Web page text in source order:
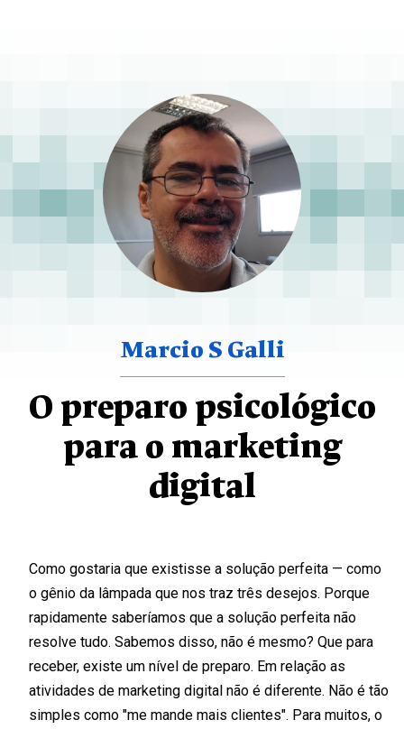
Marcio S Galli
O preparo psicológico
para o marketing
digital
Como gostaria que existisse a solução perfeita — como
o gênio da lâmpada que nos traz três desejos. Porque
rapidamente saberíamos que a solução perfeita não
resolve tudo. Sabemos disso, não é mesmo? Que para
receber, existe um nível de preparo. Em relação as
atividades de marketing digital não é diferente. Não é tão
simples como "me mande mais clientes". Para muitos, o